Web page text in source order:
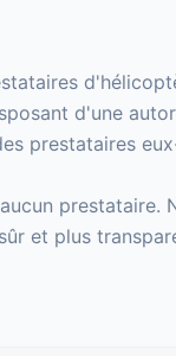
d'une
prestataires
prestataire.
et plus